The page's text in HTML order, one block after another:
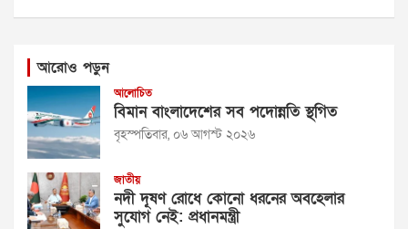
আরোও পড়ুন
আলোচিত
বিমান বাংলাদেশের সব পদোন্নতি স্থগিত
বৃহস্পতিবার, ০৬ আগস্ট ২০২৬
জাতীয়
নদী দূষণ রোধে কোনো ধরনের অবহেলার
সুযোগ নেই: প্রধানমন্ত্রী